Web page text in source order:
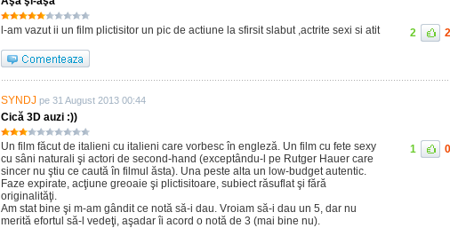
l-am vazut ii un film plictisitor un pic de actiune la sfirsit slabut ,actrite sexi si atit 2 2
SYNDJ pe 31 August 2013 00:44
Cică 3D auzi :))
Un film făcut de italieni cu italieni care vorbesc în engleză. Un film cu fete sexy
cu sâni naturali şi actori de second-hand (exceptându-l pe Rutger Hauer care
sincer nu ştiu ce caută în filmul ăsta). Una peste alta un low-budget autentic.
Faze expirate, acţiune greoaie şi plictisitoare, subiect răsuflat şi fără
originalităţi.
Am stat bine şi m-am gândit ce notă să-i dau. Vroiam să-i dau un 5, dar nu
merită efortul să-l vedeţi, aşadar îi acord o notă de 3 (mai bine nu).
1 0